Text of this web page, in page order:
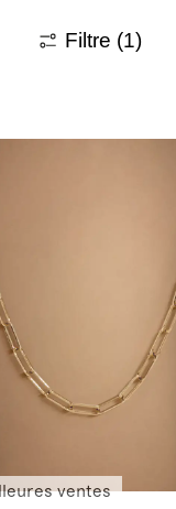
Filtre (1)
ventes